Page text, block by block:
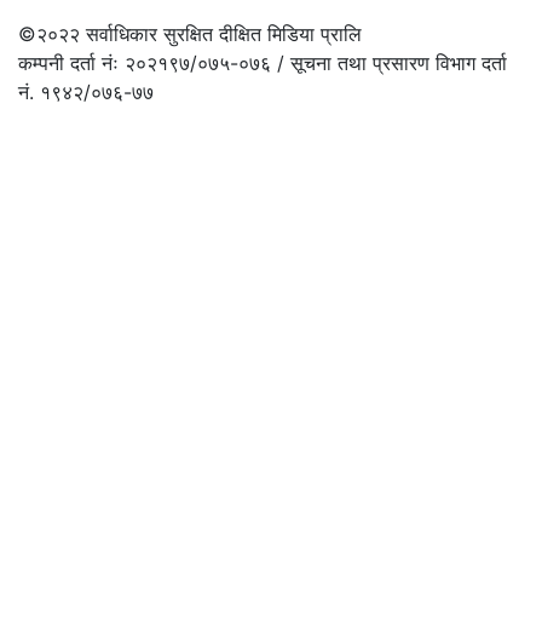
©२०२२सर्वाधिकार सुरक्षित दीक्षित मिडिया प्रालि
कम्पनी दर्ता नंः २०२१९७/०७५-०७६ / सूचना तथा प्रसारण विभाग दर्ता
नं. १९४२/०७६-७७